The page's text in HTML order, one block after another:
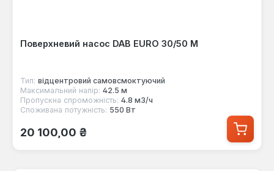
Поверхневий насос DAB EURO 30/50 M
Тип: відцентровий самовсмоктуючий
Максимальний напір: 42.5 м
Пропускна спроможність: 4.8 м3/ч
Споживана потужність: 550 Вт
Звичайна ціна:
20 100,00 ₴